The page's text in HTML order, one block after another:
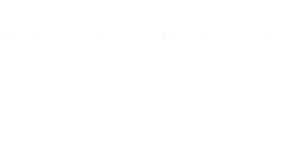
de um jeito simples,